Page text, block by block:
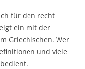
für den recht
ein mit der
Griechischen. Wer
und viele